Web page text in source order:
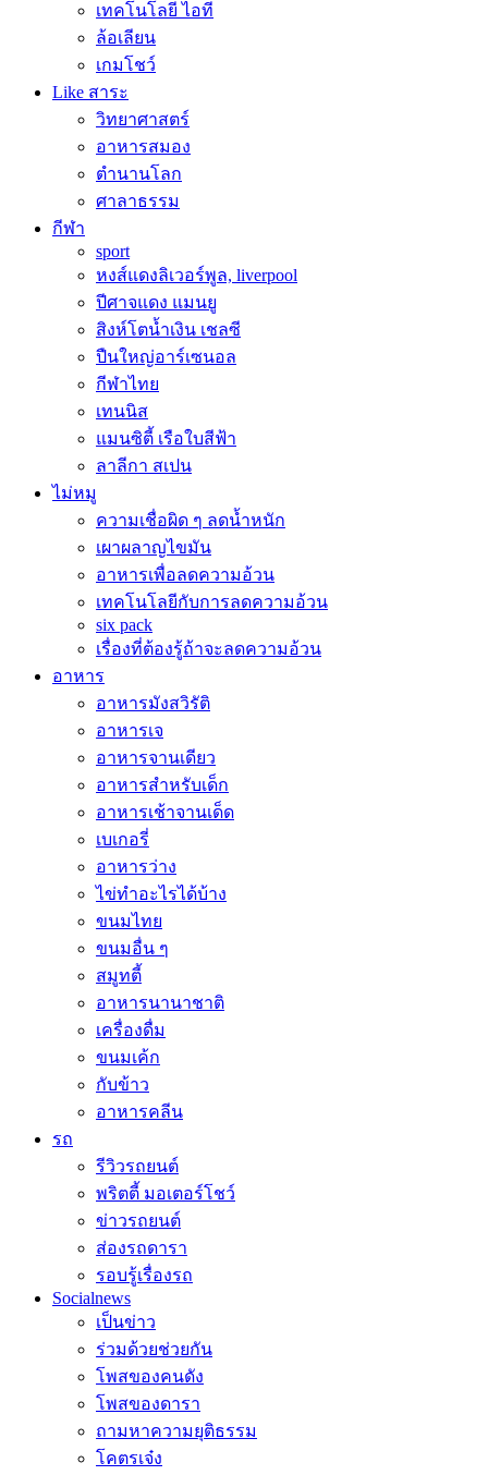
เทคโนโลยี ไอที
ล้อเลียน
เกมโชว์
Like สาระ
วิทยาศาสตร์
อาหารสมอง
ตำนานโลก
ศาลาธรรม
กีฬา
sport
หงส์แดงลิเวอร์พูล, liverpool
ปีศาจแดง แมนยู
สิงห์โตน้ำเงิน เชลซี
ปืนใหญ่อาร์เซนอล
กีฬาไทย
เทนนิส
แมนซิตี้ เรือใบสีฟ้า
ลาลีกา สเปน
ไม่หมู
ความเชื่อผิด ๆ ลดน้ำหนัก
เผาผลาญไขมัน
อาหารเพื่อลดความอ้วน
เทคโนโลยีกับการลดความอ้วน
six pack
เรื่องที่ต้องรู้ถ้าจะลดความอ้วน
อาหาร
อาหารมังสวิรัติ
อาหารเจ
อาหารจานเดียว
อาหารสำหรับเด็ก
อาหารเช้าจานเด็ด
เบเกอรี่
อาหารว่าง
ไข่ทำอะไรได้บ้าง
ขนมไทย
ขนมอื่น ๆ
สมูทตี้
อาหารนานาชาติ
เครื่องดื่ม
ขนมเค้ก
กับข้าว
อาหารคลีน
รถ
รีวิวรถยนต์
พริตตี้ มอเตอร์โชว์
ข่าวรถยนต์
ส่องรถดารา
รอบรู้เรื่องรถ
Socialnews
เป็นข่าว
ร่วมด้วยช่วยกัน
โพสของคนดัง
โพสของดารา
ถามหาความยุติธรรม
โคตรเจ๋ง